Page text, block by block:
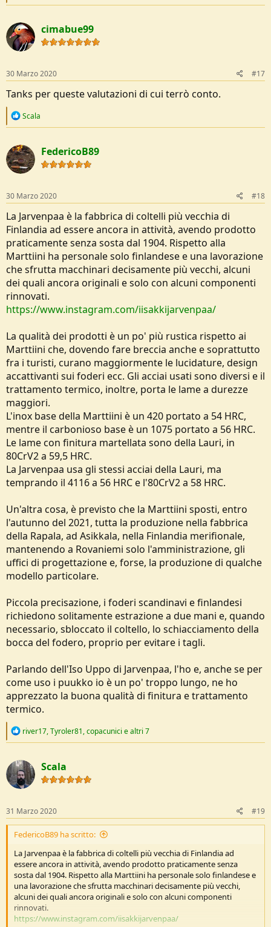
c
t
i
o
s
:
cimabue99
30 Marzo 2020 #17
Tanks per queste valutazioni di cui terrò conto.
R
c
t
i
o
s
:
Scala
FedericoB89
30 Marzo 2020 #18
La Jarvenpaa è la fabbrica di coltelli più vecchia di
Finlandia ad essere ancora in attività, avendo prodotto
praticamente senza sosta dal 1904. Rispetto alla
Marttiini ha personale solo finlandese e una lavorazione
che sfrutta macchinari decisamente più vecchi, alcuni
dei quali ancora originali e solo con alcuni componenti
rinnovati.
https://www.instagram.com/iisakkijarvenpaa/
La qualità dei prodotti è un po' più rustica rispetto ai
Marttiini che, dovendo fare breccia anche e soprattutto
fra i turisti, curano maggiormente le lucidature, design
accattivanti sui foderi ecc. Gli acciai usati sono diversi e il
trattamento termico, inoltre, porta le lame a durezze
maggiori.
L'inox base della Marttiini è un 420 portato a 54 HRC,
mentre il carbonioso base è un 1075 portato a 56 HRC.
Le lame con finitura martellata sono della Lauri, in
80CrV2 a 59,5 HRC.
La Jarvenpaa usa gli stessi acciai della Lauri, ma
temprando il 4116 a 56 HRC e l'80CrV2 a 58 HRC.
Un'altra cosa, è previsto che la Marttiini sposti, entro
l'autunno del 2021, tutta la produzione nella fabbrica
della Rapala, ad Asikkala, nella Finlandia merifionale,
mantenendo a Rovaniemi solo l'amministrazione, gli
uffici di progettazione e, forse, la produzione di qualche
modello particolare.
Piccola precisazione, i foderi scandinavi e finlandesi
richiedono solitamente estrazione a due mani e, quando
necessario, sbloccato il coltello, lo schiacciamento della
bocca del fodero, proprio per evitare i tagli.
Parlando dell'Iso Uppo di Jarvenpaa, l'ho e, anche se per
come uso i puukko io è un po' troppo lungo, ne ho
apprezzato la buona qualità di finitura e trattamento
termico.
R
c
t
i
o
s
:
river17,Tyroler81,copacunici e altri 7
Scala
31 Marzo 2020 #19
FedericoB89 ha scritto:
La Jarvenpaa è la fabbrica di coltelli più vecchia di Finlandia ad
essere ancora in attività, avendo prodotto praticamente senza
sosta dal 1904. Rispetto alla Marttiini ha personale solo finlandese e
una lavorazione che sfrutta macchinari decisamente più vecchi,
alcuni dei quali ancora originali e solo con alcuni componenti
rinnovati.
https://www.instagram.com/iisakkijarvenpaa/